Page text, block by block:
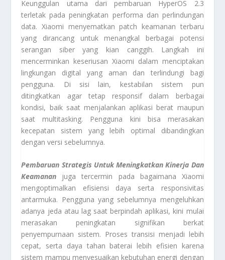
Keunggulan utama dari pembaruan HyperOS 2.3
terletak pada peningkatan performa dan perlindungan
data. Xiaomi menyematkan patch keamanan terbaru
yang dirancang untuk menangkal berbagai potensi
serangan siber yang kian canggih. Langkah ini
mencerminkan keseriusan Xiaomi dalam menciptakan
lingkungan digital yang aman dan terlindungi bagi
pengguna. Di sisi lain, kestabilan sistem pun
ditingkatkan agar tetap responsif dalam berbagai
kondisi, baik saat menjalankan aplikasi berat maupun
saat multitasking. Pengguna kini bisa merasakan
kecepatan sistem yang lebih optimal dibandingkan
dengan versi sebelumnya.
Pembaruan Strategis Untuk Meningkatkan Kinerja Dan
Keamanan juga tercermin pada bagaimana Xiaomi
mengoptimalkan efisiensi daya serta responsivitas
antarmuka. Pengguna yang sebelumnya mengeluhkan
adanya jeda atau lag saat berpindah aplikasi, kini mulai
merasakan peningkatan signifikan berkat
penyempurnaan sistem. Proses transisi menjadi lebih
cepat, serta daya tahan baterai lebih efisien karena
sistem mampu menyesuaikan kebutuhan energi dengan